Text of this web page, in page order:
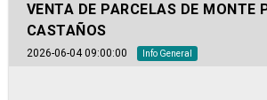
VENTA DE PARCELAS DE MONTE
CASTAÑOS
2026-06-04 09:00:00 Info General